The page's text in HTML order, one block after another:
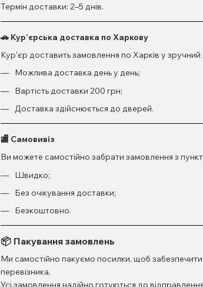
Термін доставки: 2–5 днів.
🚗 Кур’єрська доставка по Харкову
Кур’єр доставить замовлення по Харків у зручний
Можлива доставка день у день;
Вартість доставки 200 грн;
Доставка здійснюється до дверей.
🏬 Самовивіз
Ви можете самостійно забрати замовлення з
Швидко;
Без очікування доставки;
Безкоштовно.
📦 Пакування замовлень
Ми самостійно пакуємо посилки, щоб
перевізника.
Усі замовлення надійно готуються до